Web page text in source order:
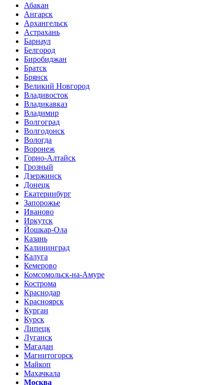
Абакан
Ангарск
Архангельск
Астрахань
Барнаул
Белгород
Биробиджан
Братск
Брянск
Великий Новгород
Владивосток
Владикавказ
Владимир
Волгоград
Волгодонск
Вологда
Воронеж
Горно-Алтайск
Грозный
Дзержинск
Донецк
Екатеринбург
Запорожье
Иваново
Иркутск
Йошкар-Ола
Казань
Калининград
Калуга
Кемерово
Комсомольск-на-Амуре
Кострома
Краснодар
Красноярск
Курган
Курск
Липецк
Луганск
Магадан
Магнитогорск
Майкоп
Махачкала
Москва